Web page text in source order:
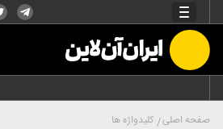
صفحه اصلی کلیدواژه ها